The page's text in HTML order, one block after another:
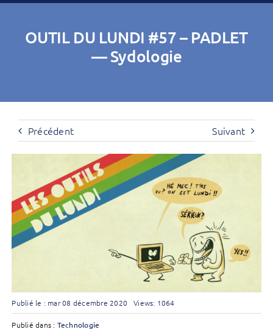
Publiez
OUTIL DU LUNDI #57 – PADLET
— Sydologie
Précédent Suivant
Publié le : mar 08 décembre 2020 Views: 1064
Publié dans : Technologie